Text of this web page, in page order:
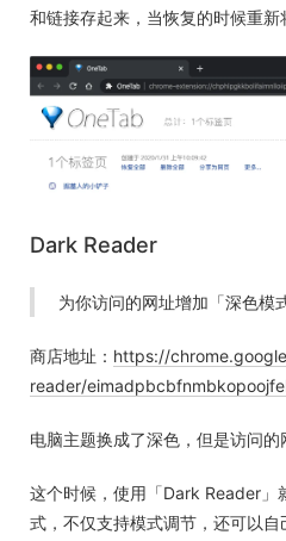
和链接存起来，当恢复的时候重新
Dark Reader
为你访问的网址增加「深色模
商店地址： https://
reader/
电脑主题换成了深色，但是访问
这个时候，使用「Dark Reader」
式，不仅支持模式调节，还可以自